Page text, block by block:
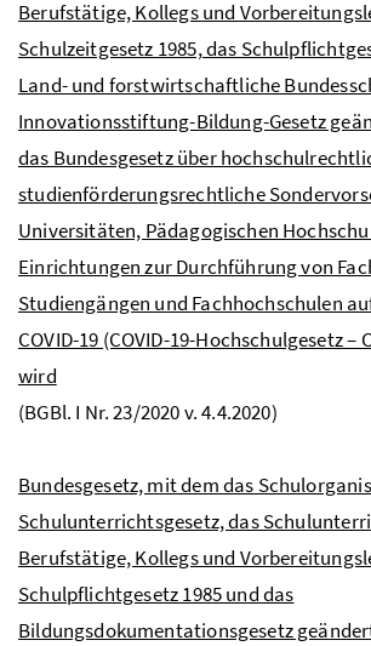
Berufstätige, Kollegs und
Schulzeitgesetz 1985, das
Land- und forstwirtschaftliche
Innovationsstiftung-Bildung-Gesetz
das Bundesgesetz über
studienförderungsrechtliche
Universitäten, Pädagogischen
Einrichtungen zur Durchführung von
Studiengängen und Fachhochschulen
COVID-19 (COVID-19-Hochschulgesetz –
wird
(BGBl. I Nr. 23/2020 v. 4.4.2020)
Bundesgesetz, mit dem das
Schulunterrichtsgesetz, das
Berufstätige, Kollegs und
Schulpflichtgesetz 1985 und das
Bildungsdokumentationsgesetz